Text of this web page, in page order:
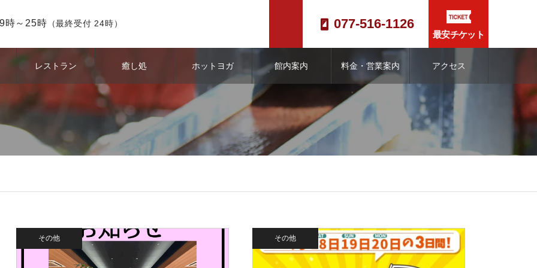
時～25時 （最終受付 24時）
最安チケット
077-516-1126
レストラン 癒し処 ホットヨガ 館内案内 料金・営業案内 アクセス
その他 その他